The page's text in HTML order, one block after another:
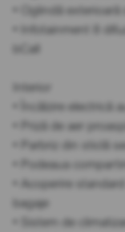
• Oglindă
• Infotainment 8
bCall
Interior
• Încălzire electrică
• Priză de aer
• Parbriz din sticlă
• Podeaua
• Acoperire
bagaje
• Sistem de